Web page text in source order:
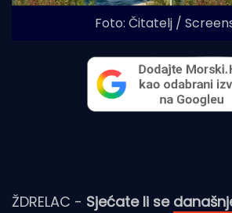
Foto: Čitatelj /
ŽDRELAC - Sjećate li se